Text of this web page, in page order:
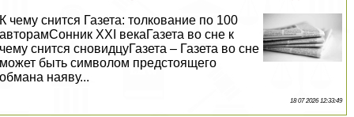
К чему снится Газета: толкование по 100
авторамСонник XXI векаГазета во сне к
чему снится сновидцуГазета – Газета во сне
может быть символом предстоящего
обмана наяву...
18 07 2026 12:33:49